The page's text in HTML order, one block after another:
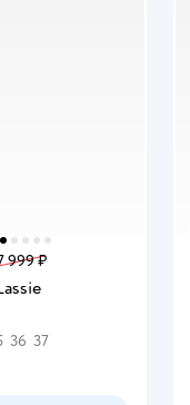
999 ₽
36 37